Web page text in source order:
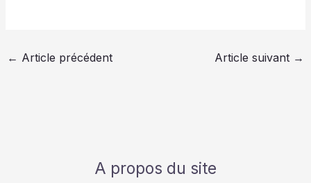
← Article précédent Article suivant →
A propos du site